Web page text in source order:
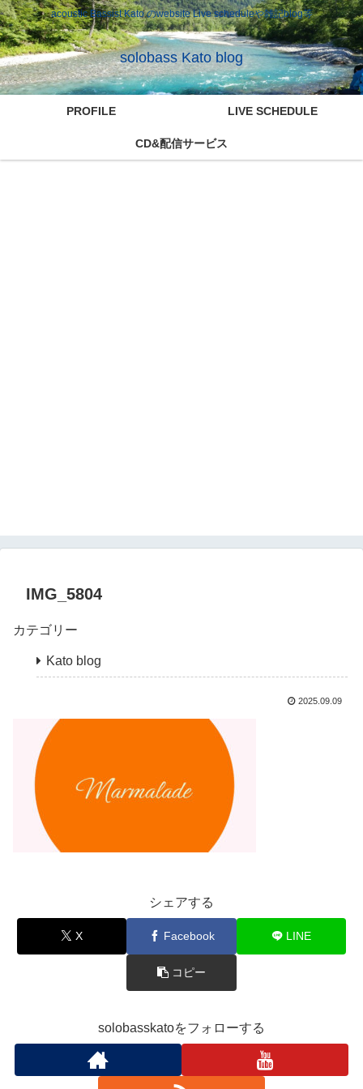
acoustic Bassist Kato のwebsite Live scheduleや雑記blog等
solobass Kato blog
PROFILE LIVE SCHEDULE
CD&配信サービス
IMG_5804
カテゴリー
Kato blog
2025.09.09
シェアする
X Facebook LINE
コピー
solobasskatoをフォローする